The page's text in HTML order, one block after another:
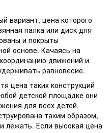
вариант, цена которого
палка или диск для
и покрыты
основе. Качаясь на
движений и
равновесие.
цена таких конструкций
детской площадке они
для всех детей.
таким образом,
лежать. Если высокая цена